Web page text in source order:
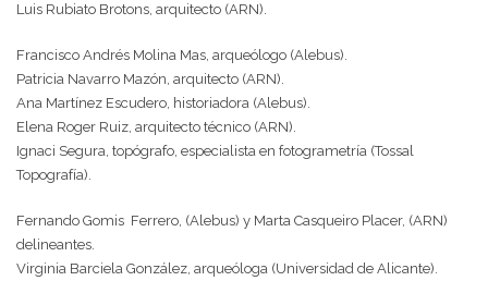
Luis Rubiato Brotons, arquitecto (ARN).
Francisco Andrés Molina Mas, arqueólogo (Alebus).
Patricia Navarro Mazón, arquitecto (ARN).
Ana Martínez Escudero, historiadora (Alebus).
Elena Roger Ruiz, arquitecto técnico (ARN).
Ignaci Segura, topógrafo, especialista en fotogrametría (Tossal
Topografía).
Fernando Gomis Ferrero, (Alebus) y Marta Casqueiro Placer, (ARN)
delineantes.
Virginia Barciela González, arqueóloga (Universidad de Alicante).